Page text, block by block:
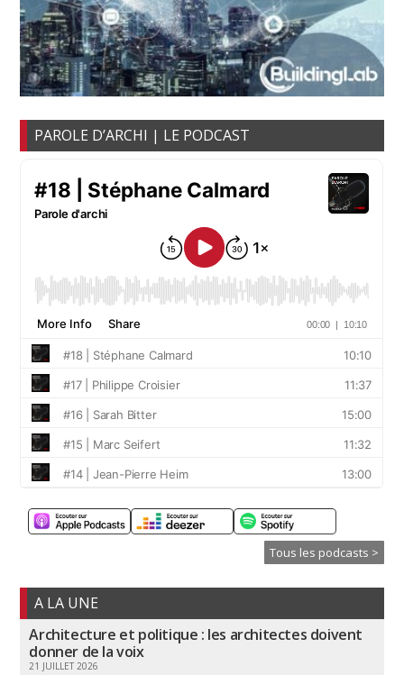
PAROLE D’ARCHI | LE PODCAST
Tous les podcasts >
A LA UNE
Architecture et politique : les architectes doivent
donner de la voix
21 JUILLET 2026